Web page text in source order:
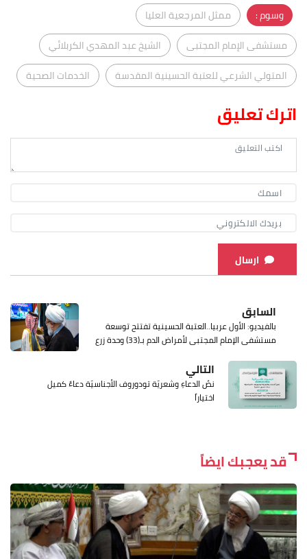
وسوم :
ممثل المرجعية العليا
مستشفى الإمام المجتبى
الشيخ عبد المهدي الكربلائي
المتولي الشرعي للعتبة الحسينية المقدسة
الخدمات الصحية
اترك تعليق
ارسال
السابق
بالفيديو: الأول عربيا..العتبة الحسينية تفتتح توسعة
مستشفى الإمام المجتبى لأمراض الدم بـ(33) وحدة زرع
التالي
نصُ الدعاءِ وشعريّة تودوروف الأجناسيّة دعاءً كميل
اختياراً
قد يعجبك ايضاً